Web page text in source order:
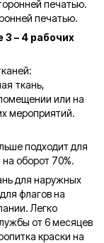
печатью.
печатью.
3 – 4 рабочих
ткань,
или на
мероприятий.
подходит для
оборот 70%.
для наружных
флагов на
Легко
от 6 месяцев
краски на